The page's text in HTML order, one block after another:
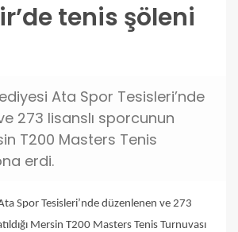
tenis şöleni
Ata Spor Tesisleri’nde
273 lisanslı sporcunun
T200 Masters Tenis
erdi.
Spor Tesisleri’nde düzenlenen ve 273
Mersin T200 Masters Tenis Turnuvası